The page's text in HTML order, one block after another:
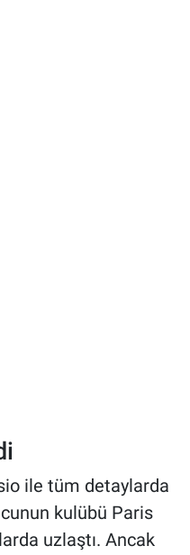
ile tüm detaylarda
kulübü Paris
uzlaştı. Ancak